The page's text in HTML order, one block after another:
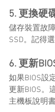
5. 更換硬
儲存裝置故
SSD。記得
6. 更新
如果BIOS設
更新BIOS。
主機板說明